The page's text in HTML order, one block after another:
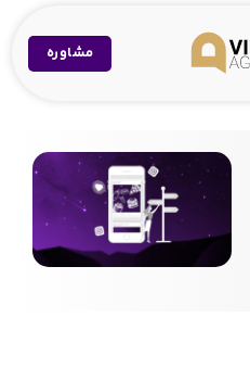
مشاوره